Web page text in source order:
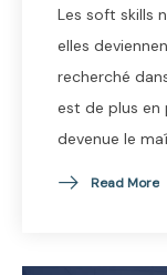
Les soft skills
elles
recherché
est de plus en
devenue le
Read More